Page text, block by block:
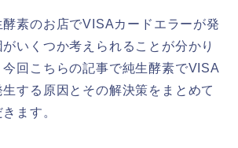
素のお店でVISAカードエラーが発
いくつか考えられることが分かり
今回こちらの記事で純生酵素でVISA
する原因とその解決策をまとめて
ます。